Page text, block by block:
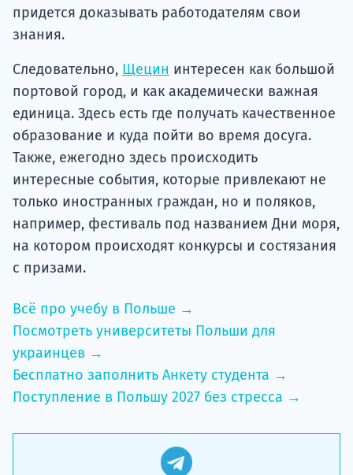
придется доказывать работодателям свои
знания.
Следовательно, Щецин интересен как большой
портовой город, и как академически важная
единица. Здесь есть где получать качественное
образование и куда пойти во время досуга.
Также, ежегодно здесь происходить
интересные события, которые привлекают не
только иностранных граждан, но и поляков,
например, фестиваль под названием Дни моря,
на котором происходят конкурсы и состязания
с призами.
Всё про учебу в Польше →
Посмотреть университеты Польши для
украинцев →
Бесплатно заполнить Анкету студента →
Поступление в Польшу 2027 без стресса →